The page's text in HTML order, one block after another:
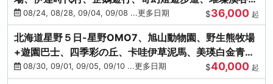
人氣NO1小丑漢堡
08/24, 08/28, 09/04, 09/08 ...更多日期 $36,000 起
北海道星野５日-星野OMO7、旭山動物園、野生熊牧場
+遊園巴士、四季彩の丘、卡哇伊草泥馬、美瑛白金青
池、螃蟹吃到飽
08/30, 09/01, 09/05, 09/10 ...更多日期 $40,000 起